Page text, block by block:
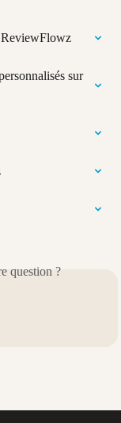
ReviewFlowz
sur
question ?